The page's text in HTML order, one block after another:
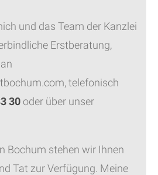
und das Team der Kanzlei
Erstberatung,
telefonisch
30 oder über unser
Bochum stehen wir Ihnen
Tat zur Verfügung. Meine